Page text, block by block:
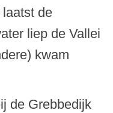
laatst de
liep de Vallei
kwam
de Grebbedijk